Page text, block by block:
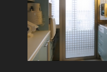
Estomatitis
Gingivitis/a>
Glositis
Guía básica sobre la